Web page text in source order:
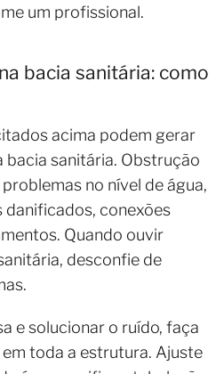
um profissional.
bacia sanitária: como
acima podem gerar
bacia sanitária. Obstrução
no nível de água,
conexões
Quando ouvir
desconfie de
e solucionar o ruído, faça
toda a estrutura. Ajuste